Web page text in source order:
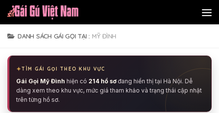
Skip to content
DANH SÁCH GÁI GỌI TẠI : MỸ ĐÌNH
TÌM GÁI GỌI THEO KHU VỰC
Gái Gọi Mỹ Đình hiện có 214 hồ sơđang hiển thị tại Hà Nội. Dễ
dàng xem theo khu vực, mức giá tham khảo và trạng thái cập nhật
trên từng hồ sơ.